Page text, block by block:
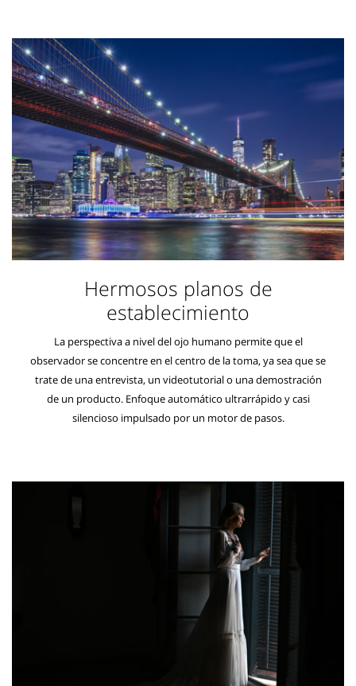
Hermosos planos de
establecimiento
La perspectiva a nivel del ojo humano permite que el
observador se concentre en el centro de la toma, ya sea que se
trate de una entrevista, un videotutorial o una demostración
de un producto. Enfoque automático ultrarrápido y casi
silencioso impulsado por un motor de pasos.